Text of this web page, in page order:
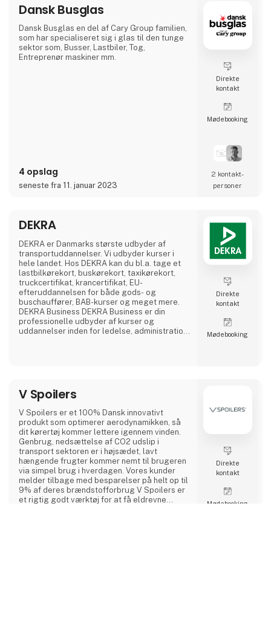
BranchefestenKom forbi Convoy Buddy´s
stand og bliv medlem af Danmark´
Dansk Busglas
Dansk Busglas en del af Cary Group familien,
som har specialiseret sig i glas til den tunge
sektor som, Busser, Lastbiler, Tog,
Entreprenør maskiner mm.
4 opslag
seneste fra 11. januar 2023
Direkte
kontakt
Møde­booking
2 kontakt­
personer
DEKRA
DEKRA er Danmarks største udbyder af
transportuddannelser. Vi udbyder kurser i
hele landet. Hos DEKRA kan du bl.a. tage et
lastbilkørekort, buskørekort, taxikørekort,
truckcertifikat, krancertifikat, EU-
efteruddannelsen for både gods- og
buschauffører, BAB-kurser og meget mere.
DEKRA Business DEKRA Business er din
professionelle udbyder af kurser og
uddannelser inden for ledelse, administration
Vi har samlet et stærkt team af und
Direkte
kontakt
Møde­booking
V Spoilers
V Spoilers er et 100% Dansk innovativt
produkt som optimerer aerodynamikken, så
dit kørertøj kommer lettere igennem vinden.
Genbrug, nedsættelse af CO2 udslip i
transport sektoren er i højsædet, lavt
hængende frugter kommer nemt til brugeren
via simpel brug i hverdagen. Vores kunder
melder tilbage med besparelser på helt op til
9% af deres brændstofforbrug V Spoilers er
et rigtig godt værktøj for at få eldrevne
Direkte
kontakt
Møde­booking